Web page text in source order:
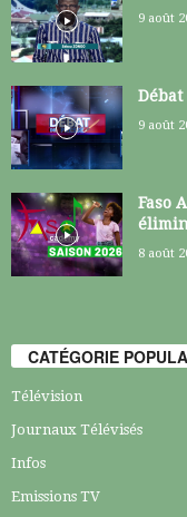
9 août
Débat
9 août
Faso
8 août
CATÉGORIE
Télévision
Journaux Télévisés
Infos
Emissions TV